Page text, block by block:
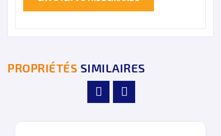
PROPRIÉTÉS SIMILAIRES